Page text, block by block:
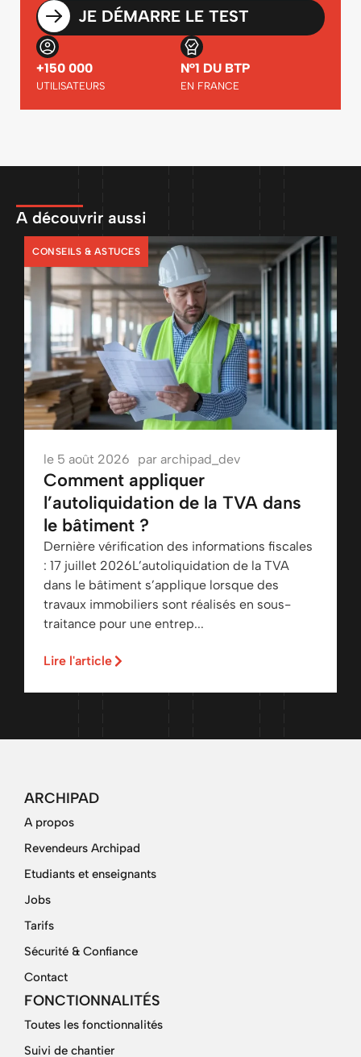
JE DÉMARRE LE TEST
+150 000
UTILISATEURS
N°1 DU BTP
EN FRANCE
A découvrir aussi
CONSEILS & ASTUCES
le 5 août 2026 par archipad_dev
Comment appliquer
l’autoliquidation de la TVA dans
le bâtiment ?
Dernière vérification des informations fiscales
: 17 juillet 2026L’autoliquidation de la TVA
dans le bâtiment s’applique lorsque des
travaux immobiliers sont réalisés en sous-
traitance pour une entrep...
Lire l'article
ARCHIPAD
A propos
Revendeurs Archipad
Etudiants et enseignants
Jobs
Tarifs
Sécurité & Confiance
Contact
FONCTIONNALITÉS
Toutes les fonctionnalités
Suivi de chantier